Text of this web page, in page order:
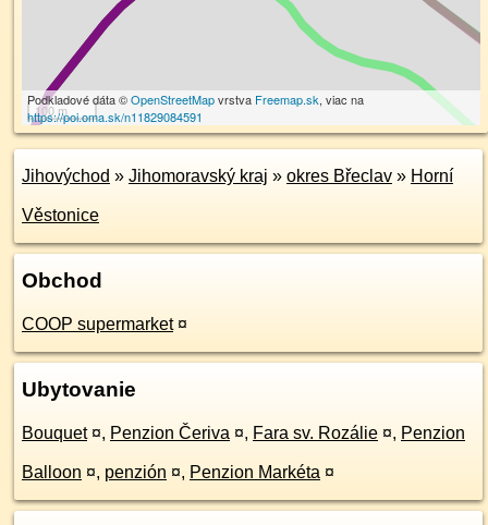
100 m
Podkladové dáta ©OpenStreetMapvrstva Freemap.sk, viac na
https://poi.oma.sk/n11829084591
Jihovýchod » Jihomoravský kraj » okres Břeclav » Horní
Věstonice
Obchod
COOP supermarket ¤
Ubytovanie
Bouquet ¤, Penzion Čeriva ¤, Fara sv. Rozálie ¤, Penzion
Balloon ¤, penzión ¤, Penzion Markéta ¤